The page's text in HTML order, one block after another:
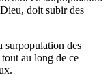
doit subir des
surpopulation des
au long de ce